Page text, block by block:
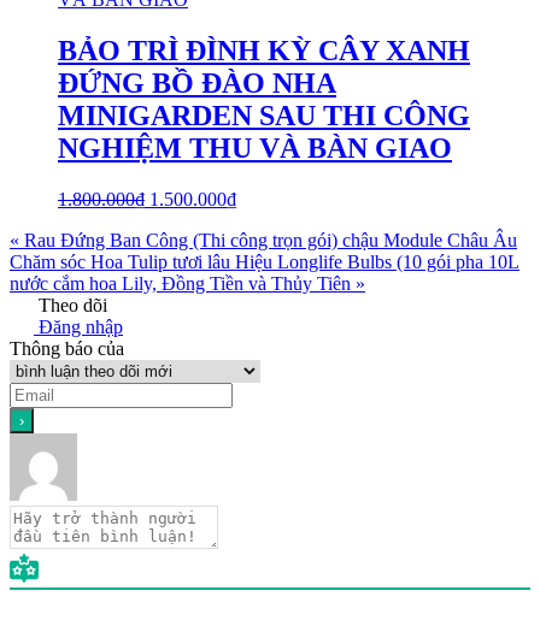
BẢO TRÌ ĐÌNH KỲ CÂY XANH
ĐỨNG BỒ ĐÀO NHA
MINIGARDEN SAU THI CÔNG
NGHIỆM THU VÀ BÀN GIAO
1.800.000₫ 1.500.000₫
« Rau Đứng Ban Công (Thi công trọn gói) chậu Module Châu Âu
Chăm sóc Hoa Tulip tươi lâu Hiệu Longlife Bulbs (10 gói pha 10L
nước cắm hoa Lily, Đồng Tiền và Thủy Tiên »
Theo dõi
Đăng nhập
Thông báo của